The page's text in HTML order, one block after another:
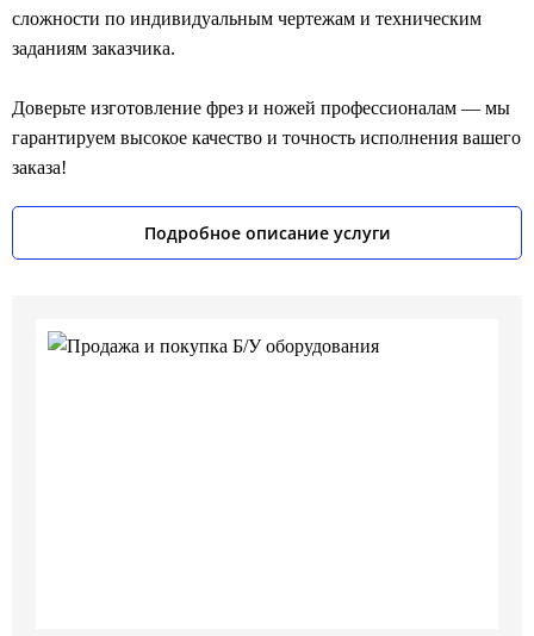
сложности по индивидуальным чертежам и техническим
заданиям заказчика.
Доверьте изготовление фрез и ножей профессионалам — мы
гарантируем высокое качество и точность исполнения вашего
заказа!
Подробное описание услуги
05